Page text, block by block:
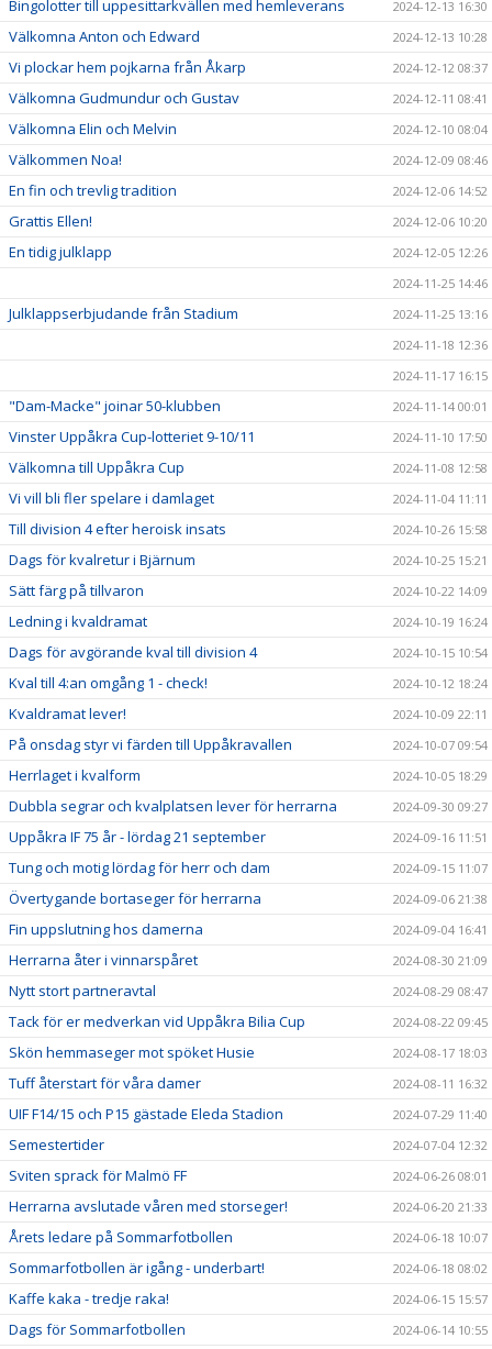
Bingolotter till uppesittarkvällen med hemleverans 2024-12-13 16:30
Välkomna Anton och Edward 2024-12-13 10:28
Vi plockar hem pojkarna från Åkarp 2024-12-12 08:37
Välkomna Gudmundur och Gustav 2024-12-11 08:41
Välkomna Elin och Melvin 2024-12-10 08:04
Välkommen Noa! 2024-12-09 08:46
En fin och trevlig tradition 2024-12-06 14:52
Grattis Ellen! 2024-12-06 10:20
En tidig julklapp
2024-12-05 12:26
2024-11-25 14:46
Julklappserbjudande från Stadium
2024-11-25 13:16
2024-11-18 12:36
2024-11-17 16:15
"Dam-Macke" joinar 50-klubben 2024-11-14 00:01
Vinster Uppåkra Cup-lotteriet 9-10/11 2024-11-10 17:50
Välkomna till Uppåkra Cup 2024-11-08 12:58
Vi vill bli fler spelare i damlaget 2024-11-04 11:11
Till division 4 efter heroisk insats 2024-10-26 15:58
Dags för kvalretur i Bjärnum 2024-10-25 15:21
Sätt färg på tillvaron 2024-10-22 14:09
Ledning i kvaldramat 2024-10-19 16:24
Dags för avgörande kval till division 4 2024-10-15 10:54
Kval till 4:an omgång 1 - check! 2024-10-12 18:24
Kvaldramat lever! 2024-10-09 22:11
På onsdag styr vi färden till Uppåkravallen 2024-10-07 09:54
Herrlaget i kvalform 2024-10-05 18:29
Dubbla segrar och kvalplatsen lever för herrarna 2024-09-30 09:27
Uppåkra IF 75 år - lördag 21 september 2024-09-16 11:51
Tung och motig lördag för herr och dam 2024-09-15 11:07
Övertygande bortaseger för herrarna 2024-09-06 21:38
Fin uppslutning hos damerna 2024-09-04 16:41
Herrarna åter i vinnarspåret 2024-08-30 21:09
Nytt stort partneravtal 2024-08-29 08:47
Tack för er medverkan vid Uppåkra Bilia Cup 2024-08-22 09:45
Skön hemmaseger mot spöket Husie 2024-08-17 18:03
Tuff återstart för våra damer 2024-08-11 16:32
UIF F14/15 och P15 gästade Eleda Stadion 2024-07-29 11:40
Semestertider 2024-07-04 12:32
Sviten sprack för Malmö FF 2024-06-26 08:01
Herrarna avslutade våren med storseger! 2024-06-20 21:33
Årets ledare på Sommarfotbollen 2024-06-18 10:07
Sommarfotbollen är igång - underbart! 2024-06-18 08:02
Kaffe kaka - tredje raka! 2024-06-15 15:57
Dags för Sommarfotbollen 2024-06-14 10:55